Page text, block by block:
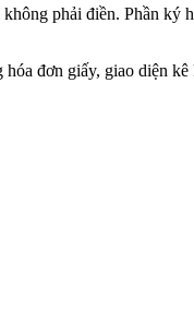
phải điền. Phần
đơn giấy, giao diện